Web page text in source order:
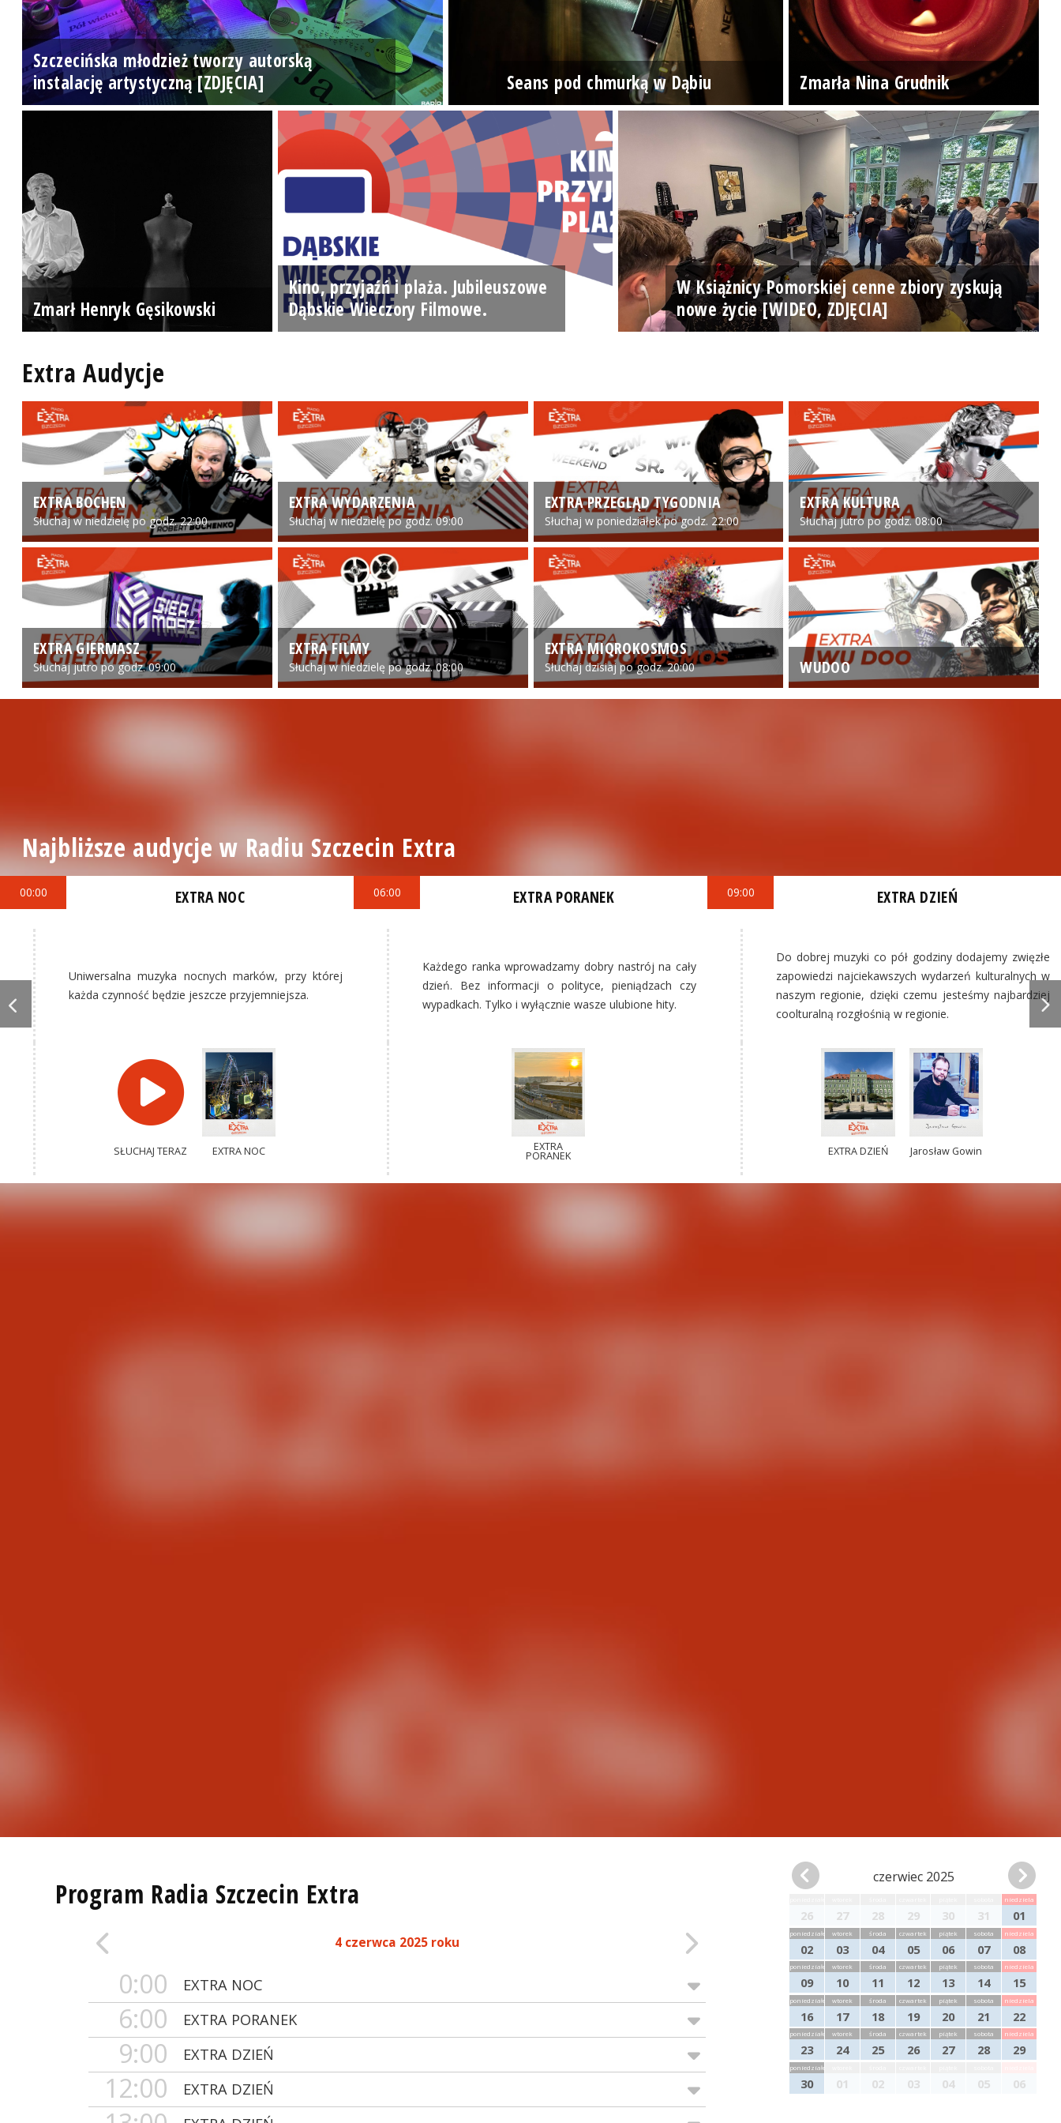
Szczecińska młodzież tworzy autorską
instalację artystyczną [ZDJĘCIA]
Seans pod chmurką w Dąbiu Zmarła Nina Grudnik
Zmarł Henryk Gęsikowski
Kino, przyjaźń i plaża. Jubileuszowe
Dąbskie Wieczory Filmowe.
W Książnicy Pomorskiej cenne zbiory zyskują
nowe życie [WIDEO, ZDJĘCIA]
Extra Audycje
EXTRA BOCHEN
Słuchaj w niedzielę po godz. 22:00
EXTRA WYDARZENIA
Słuchaj w niedzielę po godz. 09:00
EXTRA PRZEGLĄD TYGODNIA
Słuchaj w poniedziałek po godz. 22:00
EXTRA KULTURA
Słuchaj jutro po godz. 08:00
EXTRA GIERMASZ
Słuchaj jutro po godz. 09:00
EXTRA FILMY
Słuchaj w niedzielę po godz. 08:00
EXTRA MIQROKOSMOS
Słuchaj dzisiaj po godz. 20:00 WUDOO
Najbliższe audycje w Radiu Szczecin Extra
00:00 EXTRA NOC
Uniwersalna muzyka nocnych marków, przy której
każda czynność będzie jeszcze przyjemniejsza.
SŁUCHAJ TERAZ EXTRA NOC
06:00 EXTRA PORANEK
Każdego ranka wprowadzamy dobry nastrój na cały
dzień. Bez informacji o polityce, pieniądzach czy
wypadkach. Tylko i wyłącznie wasze ulubione hity.
EXTRA
PORANEK
09:00 EXTRA DZIEŃ
Do dobrej muzyki co pół godziny dodajemy zwięzłe
zapowiedzi najciekawszych wydarzeń kulturalnych w
naszym regionie, dzięki czemu jesteśmy najbardziej
coolturalną rozgłośnią w regionie.
EXTRA DZIEŃ Jarosław Gowin
Program Radia Szczecin Extra
4 czerwca 2025 roku
0:00 EXTRA NOC
6:00 EXTRA PORANEK
9:00 EXTRA DZIEŃ
12:00 EXTRA DZIEŃ
czerwiec 2025
26 27 28 29 30 31
niedziela
01
poniedziałek
02
wtorek
03
środa
04
czwartek
05
piątek
06
sobota
07
niedziela
08
poniedziałek
09
wtorek
10
środa
11
czwartek
12
piątek
13
sobota
14
niedziela
15
poniedziałek
16
wtorek
17
środa
18
czwartek
19
piątek
20
sobota
21
niedziela
22
poniedziałek
23
wtorek
24
środa
25
czwartek
26
piątek
27
sobota
28
niedziela
29
poniedziałek
30 01 02 03 04 05 06